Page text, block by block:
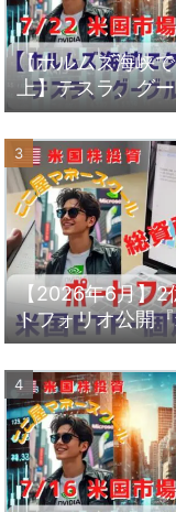
【ホルムズ海峡
上】テスラ、グ
【2026年6月】2
トフォリオ公開
投資信託』